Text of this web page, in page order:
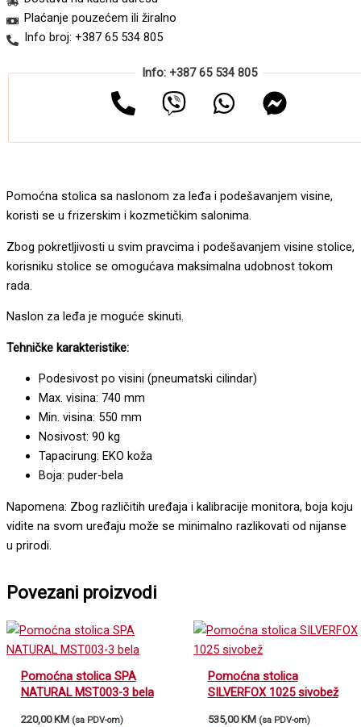
Plaćanje pouzećem ili žiralno
Info broj: +387 65 534 805
Info: +387 65 534 805
Pomoćna stolica sa naslonom za leđa i podešavanjem visine,
koristi se u frizerskim i kozmetičkim salonima.
Zbog pokretljivosti u svim pravcima i podešavanjem visine stolice,
korisniku stolice se omogućava maksimalna udobnost tokom
rada.
Naslon za leđa je moguće skinuti.
Tehničke karakteristike:
Podesivost po visini (pneumatski cilindar)
Max. visina: 740 mm
Min. visina: 550 mm
Nosivost: 90 kg
Tapacirung: EKO koža
Boja: puder-bela
Napomena: Zbog različitih uređaja i kalibracije monitora, boja koju
vidite na svom uređaju može se minimalno razlikovati od nijanse
u prirodi.
Povezani proizvodi
Pomoćna stolica SPA
NATURAL MST003-3 bela
220,00 KM (sa PDV-om)
Pomoćna stolica
SILVERFOX 1025 sivobež
535,00 KM (sa PDV-om)